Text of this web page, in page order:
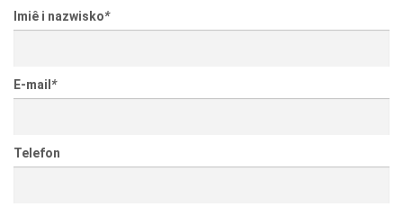
Imiê i nazwisko*
E-mail *
Telefon